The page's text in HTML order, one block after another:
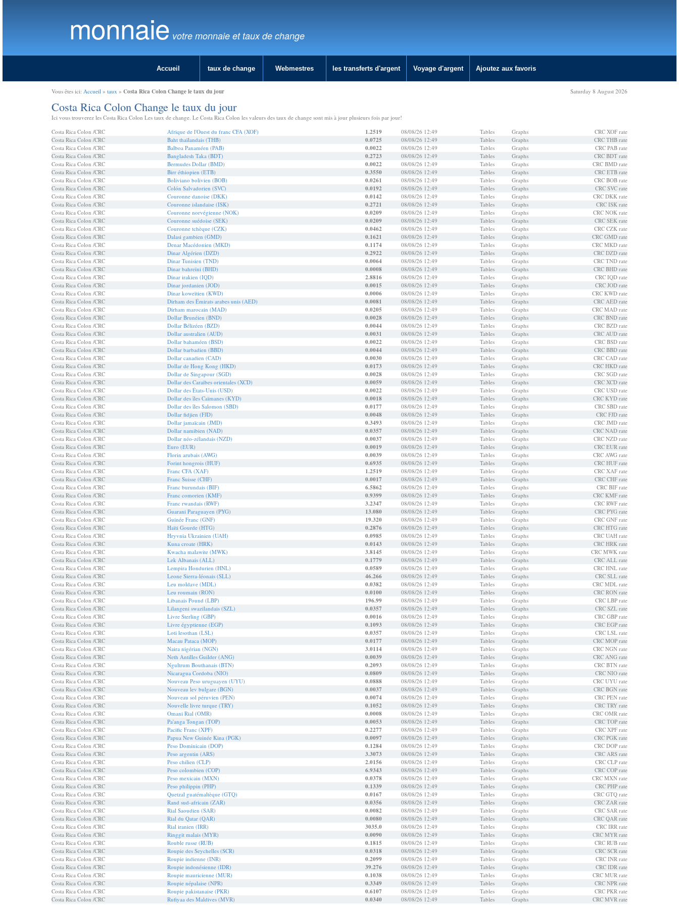
monnaie votre monnaie et taux de change
Accueil taux de change Webmestres les transferts d'argent Voyage d'argent Ajoutez aux favoris
Vous êtes ici: Accueil » taux » Costa Rica Colon Change le taux du jour Saturday 8 August 2026
Costa Rica Colon Change le taux du jour
Ici vous trouverez les Costa Rica Colon Les taux de change. Le Costa Rica Colon les valeurs des taux de change sont mis à jour plusieurs fois par jour!
Costa Rica Colon /CRC
Afrique de l'Ouest du franc CFA (XOF) 1.2519 08/08/26 12:49 Tables Graphs
CRC XOF rate
Costa Rica Colon /CRC
Baht thaïlandais (THB) 0.0725 08/08/26 12:49 Tables Graphs
CRC THB rate
Costa Rica Colon /CRC
Balboa Panaméen (PAB) 0.0022 08/08/26 12:49 Tables Graphs
CRC PAB rate
Costa Rica Colon /CRC
Bangladesh Taka (BDT) 0.2723 08/08/26 12:49 Tables Graphs
CRC BDT rate
Costa Rica Colon /CRC
Bermudes Dollar (BMD) 0.0022 08/08/26 12:49 Tables Graphs
CRC BMD rate
Costa Rica Colon /CRC
Birr éthiopien (ETB) 0.3550 08/08/26 12:49 Tables Graphs
CRC ETB rate
Costa Rica Colon /CRC
Boliviano bolivien (BOB) 0.0261 08/08/26 12:49 Tables Graphs
CRC BOB rate
Costa Rica Colon /CRC
Colón Salvadorien (SVC) 0.0192 08/08/26 12:49 Tables Graphs
CRC SVC rate
Costa Rica Colon /CRC
Couronne danoise (DKK) 0.0142 08/08/26 12:49 Tables Graphs
CRC DKK rate
Costa Rica Colon /CRC
Couronne islandaise (ISK) 0.2721 08/08/26 12:49 Tables Graphs
CRC ISK rate
Costa Rica Colon /CRC
Couronne norvégienne (NOK) 0.0209 08/08/26 12:49 Tables Graphs
CRC NOK rate
Costa Rica Colon /CRC
Couronne suédoise (SEK) 0.0209 08/08/26 12:49 Tables Graphs
CRC SEK rate
Costa Rica Colon /CRC
Couronne tchèque (CZK) 0.0462 08/08/26 12:49 Tables Graphs
CRC CZK rate
Costa Rica Colon /CRC
Dalasi gambien (GMD) 0.1621 08/08/26 12:49 Tables Graphs
CRC GMD rate
Costa Rica Colon /CRC
Denar Macédonien (MKD) 0.1174 08/08/26 12:49 Tables Graphs
CRC MKD rate
Costa Rica Colon /CRC
Dinar Algérien (DZD) 0.2922 08/08/26 12:49 Tables Graphs
CRC DZD rate
Costa Rica Colon /CRC
Dinar Tunisien (TND) 0.0064 08/08/26 12:49 Tables Graphs
CRC TND rate
Costa Rica Colon /CRC
Dinar bahreïni (BHD) 0.0008 08/08/26 12:49 Tables Graphs
CRC BHD rate
Costa Rica Colon /CRC
Dinar irakien (IQD) 2.8816 08/08/26 12:49 Tables Graphs
CRC IQD rate
Costa Rica Colon /CRC
Dinar jordanien (JOD) 0.0015 08/08/26 12:49 Tables Graphs
CRC JOD rate
Costa Rica Colon /CRC
Dinar koweïtien (KWD) 0.0006 08/08/26 12:49 Tables Graphs
CRC KWD rate
Costa Rica Colon /CRC
Dirham des Émirats arabes unis (AED) 0.0081 08/08/26 12:49 Tables Graphs
CRC AED rate
Costa Rica Colon /CRC
Dirham marocain (MAD) 0.0205 08/08/26 12:49 Tables Graphs
CRC MAD rate
Costa Rica Colon /CRC
Dollar Brunéien (BND) 0.0028 08/08/26 12:49 Tables Graphs
CRC BND rate
Costa Rica Colon /CRC
Dollar Bélizéen (BZD) 0.0044 08/08/26 12:49 Tables Graphs
CRC BZD rate
Costa Rica Colon /CRC
Dollar australien (AUD) 0.0031 08/08/26 12:49 Tables Graphs
CRC AUD rate
Costa Rica Colon /CRC
Dollar bahaméen (BSD) 0.0022 08/08/26 12:49 Tables Graphs
CRC BSD rate
Costa Rica Colon /CRC
Dollar barbadien (BBD) 0.0044 08/08/26 12:49 Tables Graphs
CRC BBD rate
Costa Rica Colon /CRC
Dollar canadien (CAD) 0.0030 08/08/26 12:49 Tables Graphs
CRC CAD rate
Costa Rica Colon /CRC
Dollar de Hong Kong (HKD) 0.0173 08/08/26 12:49 Tables Graphs
CRC HKD rate
Costa Rica Colon /CRC
Dollar de Singapour (SGD) 0.0028 08/08/26 12:49 Tables Graphs
CRC SGD rate
Costa Rica Colon /CRC
Dollar des Caraïbes orientales (XCD) 0.0059 08/08/26 12:49 Tables Graphs
CRC XCD rate
Costa Rica Colon /CRC
Dollar des États-Unis (USD) 0.0022 08/08/26 12:49 Tables Graphs
CRC USD rate
Costa Rica Colon /CRC
Dollar des îles Caïmanes (KYD) 0.0018 08/08/26 12:49 Tables Graphs
CRC KYD rate
Costa Rica Colon /CRC
Dollar des îles Salomon (SBD) 0.0177 08/08/26 12:49 Tables Graphs
CRC SBD rate
Costa Rica Colon /CRC
Dollar fidjien (FJD) 0.0048 08/08/26 12:49 Tables Graphs
CRC FJD rate
Costa Rica Colon /CRC
Dollar jamaïcain (JMD) 0.3493 08/08/26 12:49 Tables Graphs
CRC JMD rate
Costa Rica Colon /CRC
Dollar namibien (NAD) 0.0357 08/08/26 12:49 Tables Graphs
CRC NAD rate
Costa Rica Colon /CRC
Dollar néo-zélandais (NZD) 0.0037 08/08/26 12:49 Tables Graphs
CRC NZD rate
Costa Rica Colon /CRC
Euro (EUR) 0.0019 08/08/26 12:49 Tables Graphs
CRC EUR rate
Costa Rica Colon /CRC
Florin arubais (AWG) 0.0039 08/08/26 12:49 Tables Graphs
CRC AWG rate
Costa Rica Colon /CRC
Forint hongrois (HUF) 0.6935 08/08/26 12:49 Tables Graphs
CRC HUF rate
Costa Rica Colon /CRC
Franc CFA (XAF) 1.2519 08/08/26 12:49 Tables Graphs
CRC XAF rate
Costa Rica Colon /CRC
Franc Suisse (CHF) 0.0017 08/08/26 12:49 Tables Graphs
CRC CHF rate
Costa Rica Colon /CRC
Franc burundais (BIF) 6.5862 08/08/26 12:49 Tables Graphs
CRC BIF rate
Costa Rica Colon /CRC
Franc comorien (KMF) 0.9399 08/08/26 12:49 Tables Graphs
CRC KMF rate
Costa Rica Colon /CRC
Franc rwandais (RWF) 3.2347 08/08/26 12:49 Tables Graphs
CRC RWF rate
Costa Rica Colon /CRC
Guarani Paraguayen (PYG) 13.080 08/08/26 12:49 Tables Graphs
CRC PYG rate
Costa Rica Colon /CRC
Guinée Franc (GNF) 19.320 08/08/26 12:49 Tables Graphs
CRC GNF rate
Costa Rica Colon /CRC
Haïti Gourde (HTG) 0.2876 08/08/26 12:49 Tables Graphs
CRC HTG rate
Costa Rica Colon /CRC
Hryvnia Ukrainien (UAH) 0.0985 08/08/26 12:49 Tables Graphs
CRC UAH rate
Costa Rica Colon /CRC
Kuna croate (HRK) 0.0143 08/08/26 12:49 Tables Graphs
CRC HRK rate
Costa Rica Colon /CRC
Kwacha malawite (MWK) 3.8145 08/08/26 12:49 Tables Graphs
CRC MWK rate
Costa Rica Colon /CRC
Lek Albanais (ALL) 0.1779 08/08/26 12:49 Tables Graphs
CRC ALL rate
Costa Rica Colon /CRC
Lempira Hondurien (HNL) 0.0589 08/08/26 12:49 Tables Graphs
CRC HNL rate
Costa Rica Colon /CRC
Leone Sierra-léonais (SLL) 46.266 08/08/26 12:49 Tables Graphs
CRC SLL rate
Costa Rica Colon /CRC
Leu moldave (MDL) 0.0382 08/08/26 12:49 Tables Graphs
CRC MDL rate
Costa Rica Colon /CRC
Leu roumain (RON) 0.0100 08/08/26 12:49 Tables Graphs
CRC RON rate
Costa Rica Colon /CRC
Libanais Pound (LBP) 196.99 08/08/26 12:49 Tables Graphs
CRC LBP rate
Costa Rica Colon /CRC
Lilangeni swazilandais (SZL) 0.0357 08/08/26 12:49 Tables Graphs
CRC SZL rate
Costa Rica Colon /CRC
Livre Sterling (GBP) 0.0016 08/08/26 12:49 Tables Graphs
CRC GBP rate
Costa Rica Colon /CRC
Livre égyptienne (EGP) 0.1093 08/08/26 12:49 Tables Graphs
CRC EGP rate
Costa Rica Colon /CRC
Loti lesothan (LSL) 0.0357 08/08/26 12:49 Tables Graphs
CRC LSL rate
Costa Rica Colon /CRC
Macau Pataca (MOP) 0.0177 08/08/26 12:49 Tables Graphs
CRC MOP rate
Costa Rica Colon /CRC
Naira nigérian (NGN) 3.0114 08/08/26 12:49 Tables Graphs
CRC NGN rate
Costa Rica Colon /CRC
Neth Antilles Guilder (ANG) 0.0039 08/08/26 12:49 Tables Graphs
CRC ANG rate
Costa Rica Colon /CRC
Ngultrum Bouthanais (BTN) 0.2093 08/08/26 12:49 Tables Graphs
CRC BTN rate
Costa Rica Colon /CRC
Nicaragua Cordoba (NIO) 0.0809 08/08/26 12:49 Tables Graphs
CRC NIO rate
Costa Rica Colon /CRC
Nouveau Peso uruguayen (UYU) 0.0888 08/08/26 12:49 Tables Graphs
CRC UYU rate
Costa Rica Colon /CRC
Nouveau lev bulgare (BGN) 0.0037 08/08/26 12:49 Tables Graphs
CRC BGN rate
Costa Rica Colon /CRC
Nouveau sol péruvien (PEN) 0.0074 08/08/26 12:49 Tables Graphs
CRC PEN rate
Costa Rica Colon /CRC
Nouvelle livre turque (TRY) 0.1052 08/08/26 12:49 Tables Graphs
CRC TRY rate
Costa Rica Colon /CRC
Omani Rial (OMR) 0.0008 08/08/26 12:49 Tables Graphs
CRC OMR rate
Costa Rica Colon /CRC
Pa'anga Tongan (TOP) 0.0053 08/08/26 12:49 Tables Graphs
CRC TOP rate
Costa Rica Colon /CRC
Pacific Franc (XPF) 0.2277 08/08/26 12:49 Tables Graphs
CRC XPF rate
Costa Rica Colon /CRC
Papua New Guinée Kina (PGK) 0.0097 08/08/26 12:49 Tables Graphs
CRC PGK rate
Costa Rica Colon /CRC
Peso Dominicain (DOP) 0.1284 08/08/26 12:49 Tables Graphs
CRC DOP rate
Costa Rica Colon /CRC
Peso argentin (ARS) 3.3073 08/08/26 12:49 Tables Graphs
CRC ARS rate
Costa Rica Colon /CRC
Peso chilien (CLP) 2.0156 08/08/26 12:49 Tables Graphs
CRC CLP rate
Costa Rica Colon /CRC
Peso colombien (COP) 6.9343 08/08/26 12:49 Tables Graphs
CRC COP rate
Costa Rica Colon /CRC
Peso mexicain (MXN) 0.0378 08/08/26 12:49 Tables Graphs
CRC MXN rate
Costa Rica Colon /CRC
Peso philippin (PHP) 0.1339 08/08/26 12:49 Tables Graphs
CRC PHP rate
Costa Rica Colon /CRC
Quetzal guatémaltèque (GTQ) 0.0167 08/08/26 12:49 Tables Graphs
CRC GTQ rate
Costa Rica Colon /CRC
Rand sud-africain (ZAR) 0.0356 08/08/26 12:49 Tables Graphs
CRC ZAR rate
Costa Rica Colon /CRC
Rial Saoudien (SAR) 0.0082 08/08/26 12:49 Tables Graphs
CRC SAR rate
Costa Rica Colon /CRC
Rial du Qatar (QAR) 0.0080 08/08/26 12:49 Tables Graphs
CRC QAR rate
Costa Rica Colon /CRC
Rial iranien (IRR) 3035.0 08/08/26 12:49 Tables Graphs
CRC IRR rate
Costa Rica Colon /CRC
Ringgit malais (MYR) 0.0090 08/08/26 12:49 Tables Graphs
CRC MYR rate
Costa Rica Colon /CRC
Rouble russe (RUB) 0.1815 08/08/26 12:49 Tables Graphs
CRC RUB rate
Costa Rica Colon /CRC
Roupie des Seychelles (SCR) 0.0318 08/08/26 12:49 Tables Graphs
CRC SCR rate
Costa Rica Colon /CRC
Roupie indienne (INR) 0.2099 08/08/26 12:49 Tables Graphs
CRC INR rate
Costa Rica Colon /CRC
Roupie indonésienne (IDR) 39.276 08/08/26 12:49 Tables Graphs
CRC IDR rate
Costa Rica Colon /CRC
Roupie mauricienne (MUR) 0.1038 08/08/26 12:49 Tables Graphs
CRC MUR rate
Costa Rica Colon /CRC
Roupie népalaise (NPR) 0.3349 08/08/26 12:49 Tables Graphs
CRC NPR rate
Costa Rica Colon /CRC
Roupie pakistanaise (PKR) 0.6107 08/08/26 12:49 Tables Graphs
CRC PKR rate
Costa Rica Colon /CRC
Rufiyaa des Maldives (MVR) 0.0340 08/08/26 12:49 Tables Graphs
CRC MVR rate